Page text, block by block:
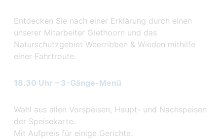
Entdecken Sie nach einer Erklärung durch einen
unserer Mitarbeiter Giethoorn und das
Naturschutzgebiet Weerribben & Wieden mithilfe
einer Fahrtroute.
18.30 Uhr – 3-Gänge-Menü
Wahl aus allen Vorspeisen, Haupt- und Nachspeisen
der Speisekarte.
Mit Aufpreis für einige Gerichte.